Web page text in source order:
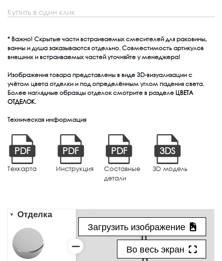
Купить в один клик
* Важно! Скрытые части встраиваемых смесителей для раковины,
ванны и душа заказываются отдельно. Совместимость артикулов
внешних и встраиваемых частей уточняйте у менеджера!
Изображения товара представлены в виде 3D-визуализации с
учётом цвета отделки и под определённым углом падения света.
Более наглядные образцы отделок смотрите в разделе ЦВЕТА
ОТДЕЛОК.
Техническая информация
PDF
Техкарта
PDF
Инструкция
PDF
Составные
детали
3DS
3D модель